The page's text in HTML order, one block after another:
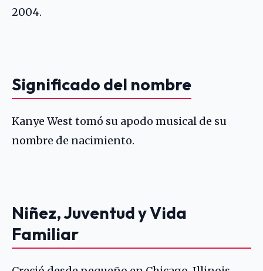
2004.
Significado del nombre
Kanye West tomó su apodo musical de su
nombre de nacimiento.
Niñez, Juventud y Vida
Familiar